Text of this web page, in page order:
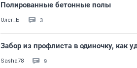
Полированные бетонные полы
Олег_Б 3
Забор из профлиста в одиночку, как
Sasha78 9